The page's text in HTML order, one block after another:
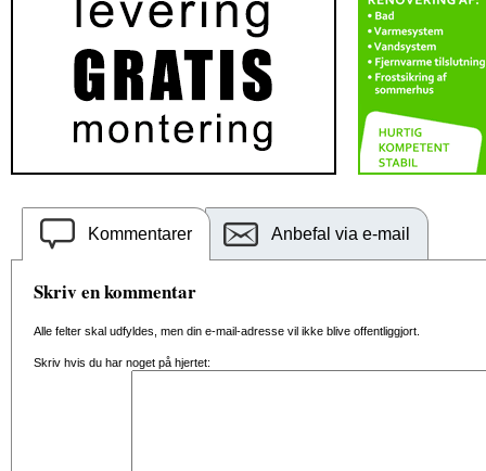
Kommentarer Anbefal via e-mail
Skriv en kommentar
Alle felter skal udfyldes, men din e-mail-adresse vil ikke blive offentliggjort.
Skriv hvis du har noget på hjertet: